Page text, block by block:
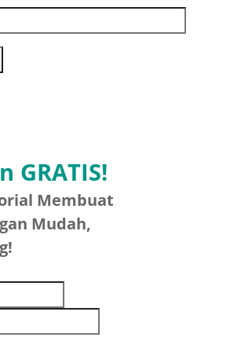
GRATIS!
Membuat
Mudah,